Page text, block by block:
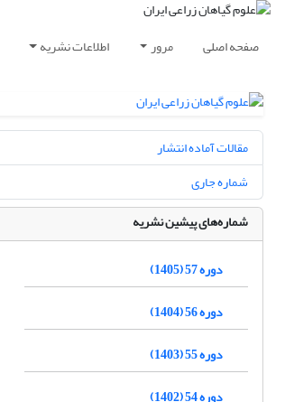
صفحه اصلی مرور اطلاعات نشریه
مقالات آماده انتشار
شماره جاری
شماره‌های پیشین نشریه
دوره 57 (1405)
دوره 56 (1404)
دوره 55 (1403)
دوره 54 (1402)